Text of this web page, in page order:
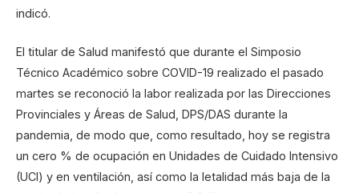
indicó.
El titular de Salud manifestó que durante el Simposio
Técnico Académico sobre COVID-19 realizado el pasado
martes se reconoció la labor realizada por las Direcciones
Provinciales y Áreas de Salud, DPS/DAS durante la
pandemia, de modo que, como resultado, hoy se registra
un cero % de ocupación en Unidades de Cuidado Intensivo
(UCI) y en ventilación, así como la letalidad más baja de la